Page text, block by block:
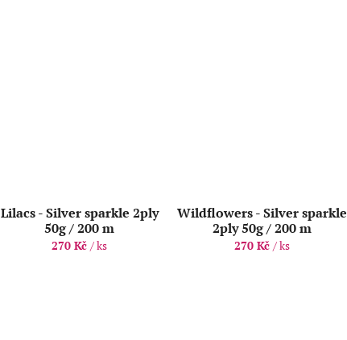
Lilacs - Silver sparkle 2ply
50g / 200 m
270 Kč/ ks
Wildflowers - Silver sparkle
2ply 50g / 200 m
270 Kč/ ks